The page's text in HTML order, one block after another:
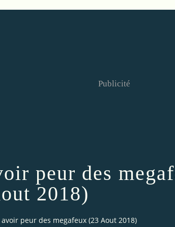
Publicité
peur des
2018)
peur des megafeux (23 Aout 2018)